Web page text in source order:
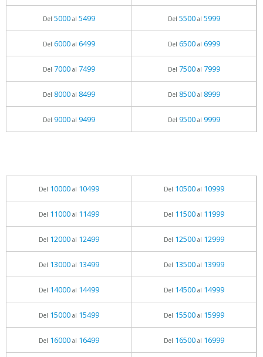
Del 5000al 5499 Del 5500al 5999
Del 6000al 6499 Del 6500al 6999
Del 7000al 7499 Del 7500al 7999
Del 8000al 8499 Del 8500al 8999
Del 9000al 9499 Del 9500al 9999
Del 10000al 10499 Del 10500al 10999
Del 11000al 11499 Del 11500al 11999
Del 12000al 12499 Del 12500al 12999
Del 13000al 13499 Del 13500al 13999
Del 14000al 14499 Del 14500al 14999
Del 15000al 15499 Del 15500al 15999
Del 16000al 16499 Del 16500al 16999